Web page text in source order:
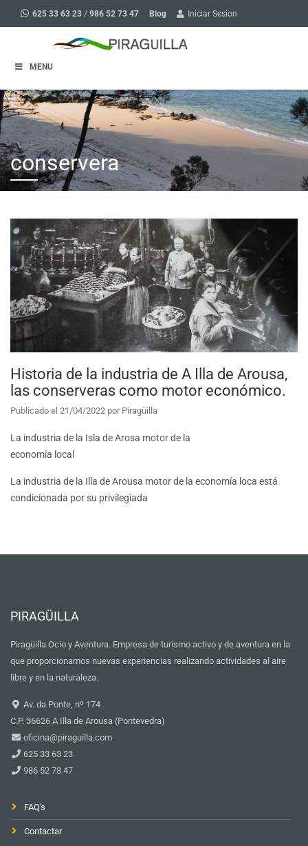
625 33 63 23 / 986 52 73 47 Blog Iniciar Sesion
MENU
conservera
Historia de la industria de A Illa de Arousa,
las conserveras como motor económico.
Publicado el 21/04/2022 por Piragüilla
La industria de la Isla de Arosa motor de la
economía local
La industria de la Illa de Arousa motor de la economía loca está
condicionada por su privilegiada
PIRAGÜILLA
Piragüilla Ocio y Aventura. Empresa de turismo activo y de aventura en la
que proporcionamos nuevas experiencias realizando actividades al aire
libre y en la naturaleza.
Av. da Ponte, nº 174
C.P. 36626 A Illa de Arousa (Pontevedra)
oficina@piraguilla.com
625 33 63 23
986 52 73 47
FAQ's
Contactar